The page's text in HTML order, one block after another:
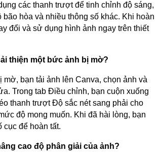
các thanh trượt để tinh chỉnh độ sáng,
hòa và nhiều thông số khác. Khi hoàn
đổi và sử dụng hình ảnh ngay trên thiết
thiện một bức ảnh bị mờ?
mờ, bạn tải ảnh lên Canva, chọn ảnh và
Trong tab Điều chỉnh, bạn cuộn xuống
thanh trượt Độ sắc nét sang phải cho
độ mong muốn. Khi đã hài lòng, bạn
cục để hoàn tất.
cao độ phân giải của ảnh?